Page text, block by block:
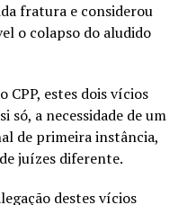
fratura e considerou
o colapso do aludido
CPP, estes dois vícios
a necessidade de um
de primeira instância,
juízes diferente.
destes vícios